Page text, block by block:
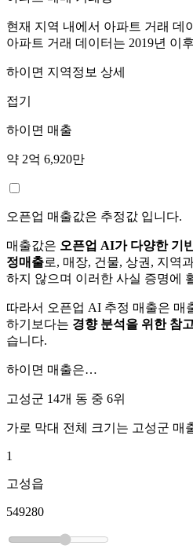
현재 지역 내에서 아파트 거래 데
아파트 거래 데이터는 2019년 이
하이면 지역정보 상세
접기
하이면 매출
약 2억 6,920만
오픈업 매출값은 추정값 입니다.
매출값은 오픈업 AI가 다양한 기
정매출로, 매장, 건물, 상권, 지역
하지 않으며 이러한 사실 증명에
따라서 오픈업 AI 추정 매출은 매
하기보다는 경향 분석을 위한 참
습니다.
하이면 매출은…
고성군 14개 동 중 6위
가로 막대 전체 크기는 고성군 매
1
고성읍
549280